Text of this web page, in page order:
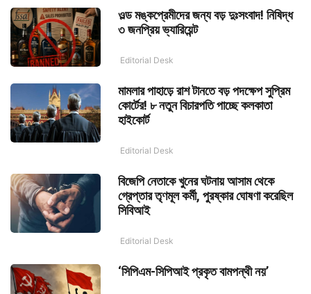
ওল্ড মঙ্কপ্রেমীদের জন্য বড় দুঃসংবাদ! নিষিদ্ধ
৩ জনপ্রিয় ভ্যারিয়েন্ট
Editorial Desk
মামলার পাহাড়ে রাশ টানতে বড় পদক্ষেপ সুপ্রিম
কোর্টের! ৮ নতুন বিচারপতি পাচ্ছে কলকাতা
হাইকোর্ট
Editorial Desk
বিজেপি নেতাকে খুনের ঘটনায় আসাম থেকে
গ্রেপ্তার তৃণমূল কর্মী, পুরষ্কার ঘোষণা করেছিল
সিবিআই
Editorial Desk
‘সিপিএম-সিপিআই প্রকৃত বামপন্থী নয়’